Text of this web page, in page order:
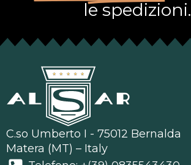
le spedizioni.
C.so Umberto I - 75012 Bernalda
Matera (MT) – Italy